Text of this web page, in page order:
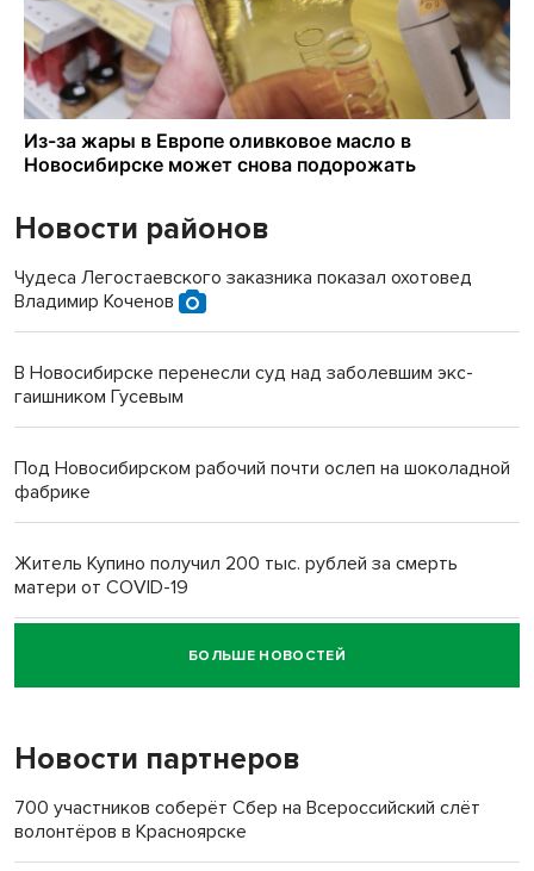
Новости районов
Чудеса Легостаевского заказника показал охотовед
Владимир Коченов
В Новосибирске перенесли суд над заболевшим экс-
гаишником Гусевым
Под Новосибирском рабочий почти ослеп на шоколадной
фабрике
Житель Купино получил 200 тыс. рублей за смерть
матери от COVID-19
Новосибирский суд наказал водителя за смерть
пенсионерки на вокзале
БОЛЬШЕ НОВОСТЕЙ
Новости партнеров
700 участников соберёт Сбер на Всероссийский слёт
волонтёров в Красноярске